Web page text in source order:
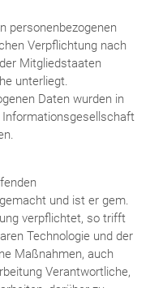
personenbezogenen
Verpflichtung nach
Mitgliedstaaten
unterliegt.
Daten wurden in
Informationsgesellschaft
und ist er gem.
verpflichtet, so trifft
Technologie und der
Maßnahmen, auch
Verantwortliche,